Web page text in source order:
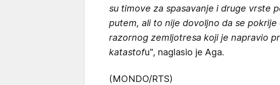
su timove za spasavanje i druge vrste
putem, ali to nije dovoljno da se pokrije
razornog zemljotresa koji je napravio
katastofu", naglasio je Aga.
(MONDO/RTS)